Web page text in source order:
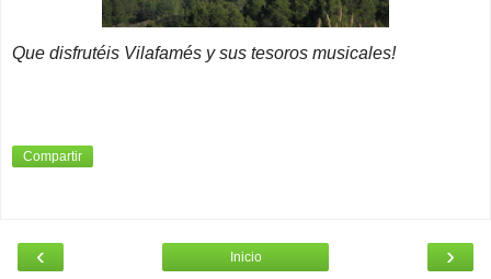
Que disfrutéis Vilafamés y sus tesoros musicales!
Compartir
‹ ›
Inicio